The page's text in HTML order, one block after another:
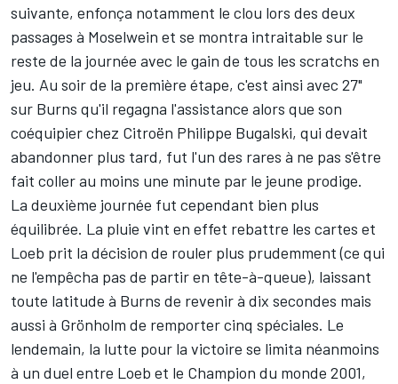
suivante, enfonça notamment le clou lors des deux
passages à Moselwein et se montra intraitable sur le
reste de la journée avec le gain de tous les scratchs en
jeu. Au soir de la première étape, c'est ainsi avec 27"
sur Burns qu'il regagna l'assistance alors que son
coéquipier chez Citroën Philippe Bugalski, qui devait
abandonner plus tard, fut l'un des rares à ne pas s'être
fait coller au moins une minute par le jeune prodige.
La deuxième journée fut cependant bien plus
équilibrée. La pluie vint en effet rebattre les cartes et
Loeb prit la décision de rouler plus prudemment (ce qui
ne l'empêcha pas de partir en tête-à-queue), laissant
toute latitude à Burns de revenir à dix secondes mais
aussi à Grönholm de remporter cinq spéciales. Le
lendemain, la lutte pour la victoire se limita néanmoins
à un duel entre Loeb et le Champion du monde 2001,